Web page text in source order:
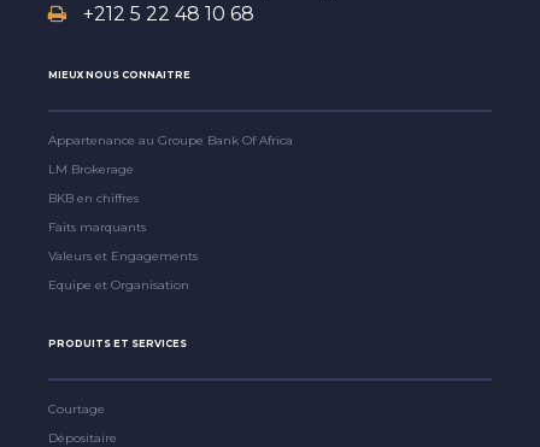
+212 5 22 48 10 68
MIEUX NOUS CONNAITRE
Appartenance au Groupe Bank Of Africa
LM Brokerage
BKB en chiffres
Faits marquants
Valeurs et Engagements
Equipe et Organisation
PRODUITS ET SERVICES
Courtage
Dépositaire